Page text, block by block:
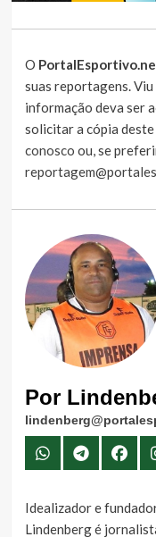
O
suas reportagens. Viu
informação deva ser
solicitar a cópia
conosco ou, se
Por
Idealizador e
Lindenberg é